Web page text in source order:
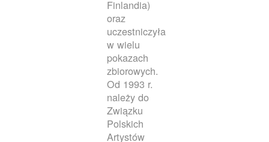
Finlandia)
oraz
uczestniczyła
w wielu
pokazach
zbiorowych.
Od 1993 r.
należy do
Związku
Polskich
Artystów